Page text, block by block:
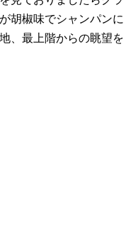
胡椒味でシャンパンに
、最上階からの眺望を